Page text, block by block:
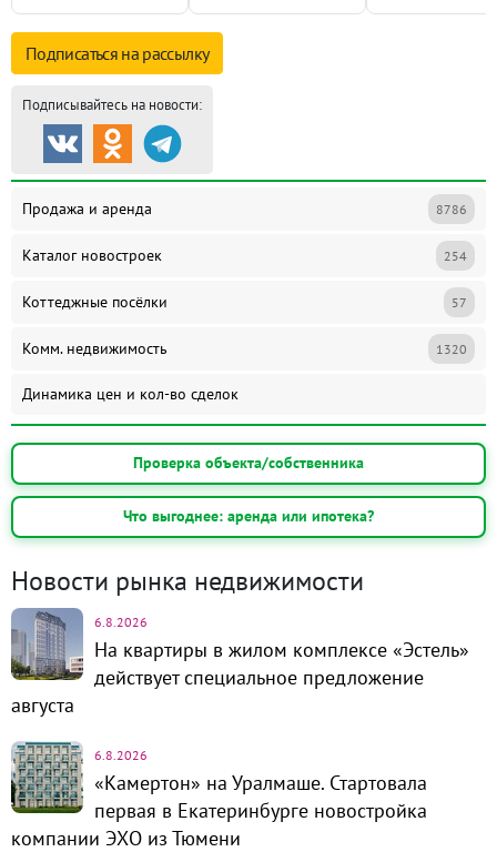
Подписаться на рассылку
Подписывайтесь на новости:
Продажа и аренда 8786
Каталог новостроек 254
Коттеджные посёлки 57
Комм. недвижимость 1320
Динамика цен и кол-во сделок
Проверка объекта/собственника
Что выгоднее: аренда или ипотека?
Новости рынка недвижимости
6.8.2026
На квартиры в жилом комплексе «Эстель»
действует специальное предложение
августа
6.8.2026
«Камертон» на Уралмаше. Стартовала
первая в Екатеринбурге новостройка
компании ЭХО из Тюмени